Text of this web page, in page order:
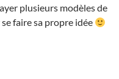
plusieurs modèles de
faire sa propre idée